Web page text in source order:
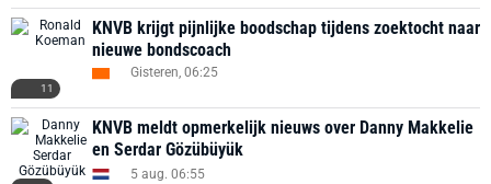
11
KNVB krijgt pijnlijke boodschap tijdens zoektocht naar
nieuwe bondscoach
Gisteren, 06:25
KNVB meldt opmerkelijk nieuws over Danny Makkelie
en Serdar Gözübüyük
5 aug. 06:55